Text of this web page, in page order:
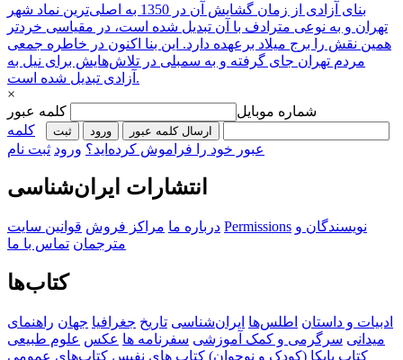
بنای آزادی از زمان گشایش آن در 1350 به اصلی‌ترین نماد شهر
تهران و به نوعی مترادف با آن تبدیل شده است، در مقیاسی خردتر
همین نقش را برج میلاد برعهده دارد. این بنا اکنون در خاطره جمعی
مردم تهران جای گرفته و به سمبلی در تلاش‌هایش برای نیل به
آزادی تبدیل شده است.
×
شماره موبایل
کلمه عبور
ارسال کلمه عبور ورود ثبت‌
کلمه
عبور خود را فراموش کرده‌اید؟ ورود ثبت نام
انتشارات ایران‌شناسی
درباره ما مراکز فروش قوانین سایت Permissions نویسندگان و
مترجمان تماس با ما
کتاب‌ها
ادبیات و داستان اطلس‌ها ایران‌شناسی تاریخ جغرافیا جهان راهنمای
میدانی سرگرمی و کمک آموزشی سفرنامه‌ ها عکس علوم طبیعی
کتاب‌ پایکا (کودک و نوجوان) کتاب های نفیس کتاب‌های عمومی